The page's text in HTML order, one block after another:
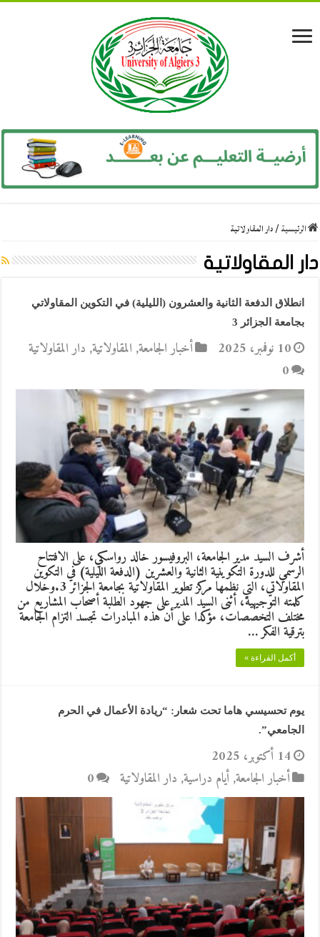
الرئيسية/دار المقاولاتية
دار المقاولاتية
انطلاق الدفعة الثانية والعشرون (الليلية) في التكوين المقاولاتي
بجامعة الجزائر 3
10 نوفمبر، 2025 أخبار الجامعة, المقاولاتية, دار المقاولاتية
0
أشرف السيد مدير الجامعة، البروفيسور خالد رواسكي، على الافتتاح
الرسمي للدورة التكوينية الثانية والعشرين (الدفعة الليلية) في التكوين
المقاولاتي، التي نظمها مركز تطوير المقاولاتية بجامعة الجزائر 3.وخلال
كلمته التوجيهية، أثنى السيد المدير على جهود الطلبة أصحاب المشاريع من
مختلف التخصصات، مؤكدا على أن هذه المبادرات تجسد التزام الجامعة
بترقية الفكر …
أكمل القراءة »
يوم تحسيسي هاما تحت شعار: “ريادة الأعمال في الحرم
الجامعي”.
14 أكتوبر، 2025
أخبار الجامعة,أيام دراسية, دار المقاولاتية 0